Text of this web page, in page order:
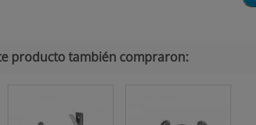
producto también compraron: